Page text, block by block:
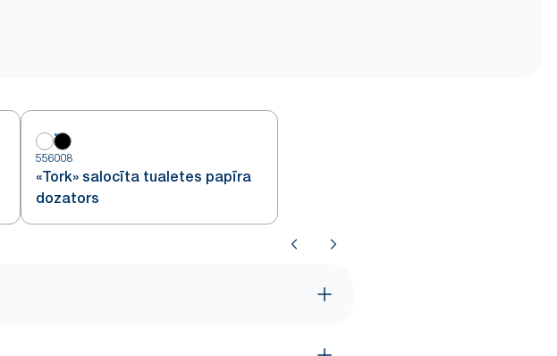
556008
«Tork» salocīta tualetes papīra
dozators